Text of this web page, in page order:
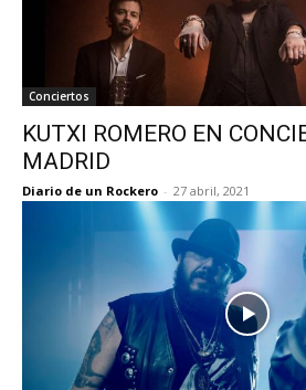
Conciertos
KUTXI ROMERO EN
MADRID
Diario de un Rockero - 27 abril, 2021